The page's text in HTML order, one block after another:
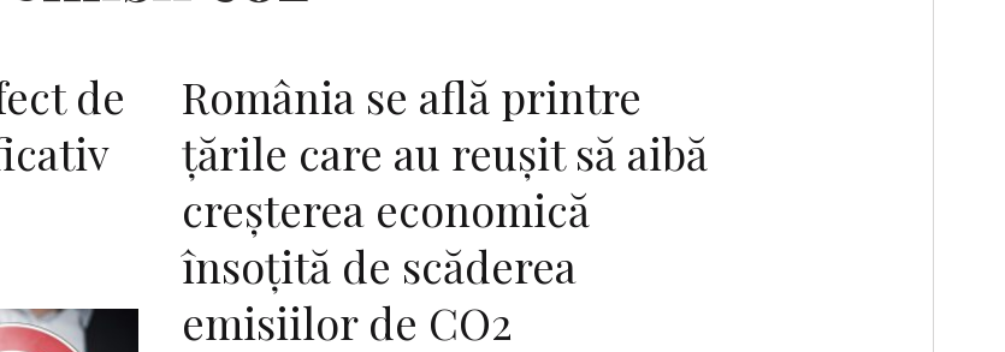
de
România se află printre
ţările care au reuşit să aibă
creşterea economică
însoţită de scăderea
emisiilor de CO2